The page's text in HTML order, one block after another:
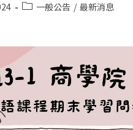
一般公告 / 最新消息